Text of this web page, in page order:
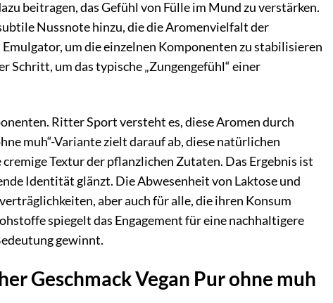
beitragen, das Gefühl von Fülle im Mund zu verstärken.
Nussnote hinzu, die die Aromenvielfalt der
um die einzelnen Komponenten zu stabilisieren
Schritt, um das typische „Zungengefühl“ einer
Ritter Sport versteht es, diese Aromen durch
muh“-Variante zielt darauf ab, diese natürlichen
Textur der pflanzlichen Zutaten. Das Ergebnis ist
Identität glänzt. Die Abwesenheit von Laktose und
aber auch für alle, die ihren Konsum
spiegelt das Engagement für eine nachhaltigere
gewinnt.
Geschmack Vegan Pur ohne muh